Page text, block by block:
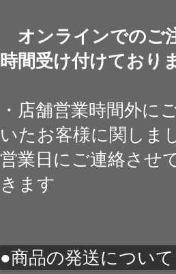
オンラインでのご
時間受け付けており
・店舗営業時間外に
いたお客様に関しま
営業日にご連絡させ
きます
●商品の発送について